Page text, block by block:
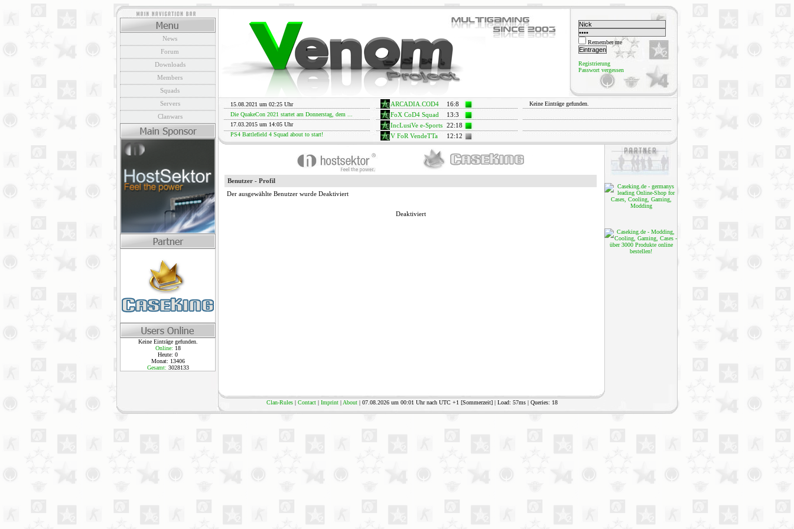
News
Forum
Downloads
Members
Squads
Servers
Clanwars
Keine Einträge gefunden.
Online: 18
Heute: 0
Monat: 13406
Gesamt: 3028133
Remember me
Registrierung
Passwort vergessen
15.08.2021 um 02:25 Uhr
Die QuakeCon 2021 startet am Donnerstag, dem ...
17.03.2015 um 14:05 Uhr
PS4 Battlefield 4 Squad about to start!
ARCADIA.COD4 16:8
FoX CoD4 Squad
13:3
IncLusiVe e-Sports
22:18
V FoR VendeTTa
12:12
Keine Einträge gefunden.
Benutzer - Profil
Der ausgewählte Benutzer wurde Deaktiviert
Deaktiviert
Clan-Rules| Contact| Imprint| About| 07.08.2026 um 00:01 Uhr nach UTC +1 [Sommerzeit] | Load: 57ms | Queries: 18